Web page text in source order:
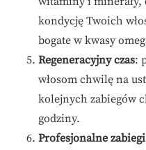
kondycję Twoich
bogate w kwasy
Regeneracyjny czas:
włosom chwilę na
kolejnych zabiegów
godziny.
Profesjonalne zabiegi